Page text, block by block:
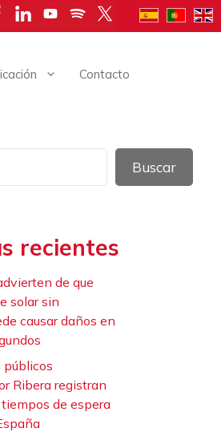
Contacto
Buscar
recientes
de que
solar sin
causar daños en
públicos
Ribera registran
de espera